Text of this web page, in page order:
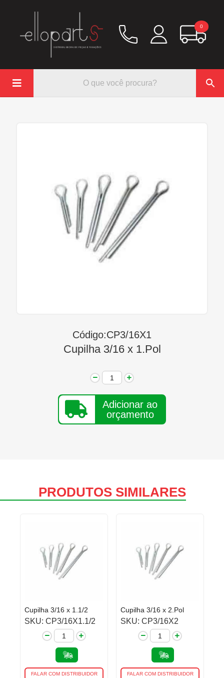
0

Parafuso e Porcas
Código:CP3/16X1
Cupilha 3/16 x 1.Pol
Adicionar ao
orçamento
PRODUTOS SIMILARES
Cupilha 3/16 x 1.1/2
SKU: CP3/16X1.1/2
FALAR COM DISTRIBUIDOR
Cupilha 3/16 x 2.Pol
SKU: CP3/16X2
FALAR COM DISTRIBUIDOR